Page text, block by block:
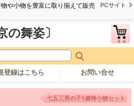
や小物を豊富に取り揃えて販売
PCサイト
の舞姿〕
登録はこちら お問い合せ
七五三男の子5歳袴小物セット